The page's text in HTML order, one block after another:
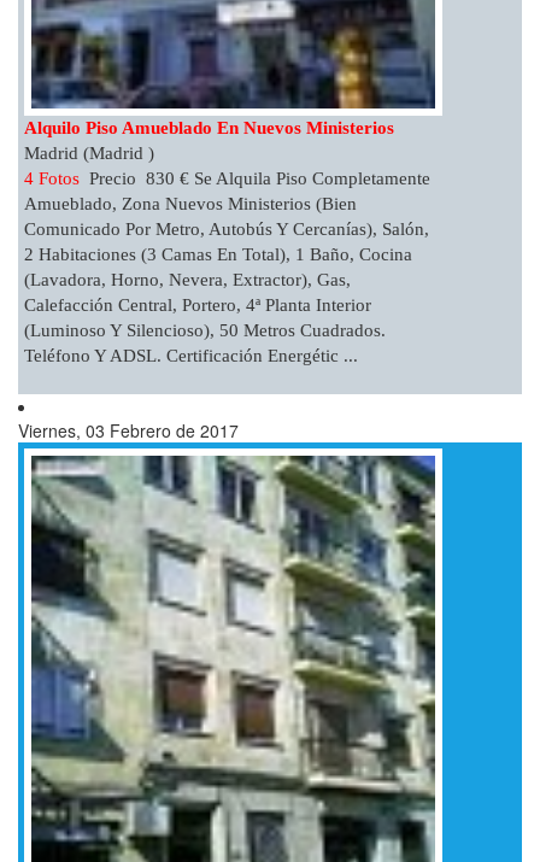
Alquilo Piso Amueblado En Nuevos Ministerios
Madrid (Madrid )
4 Fotos Precio 830 € Se Alquila Piso Completamente
Amueblado, Zona Nuevos Ministerios (bien
Comunicado Por Metro, Autobús Y Cercanías), Salón,
2 Habitaciones (3 Camas En Total), 1 Baño, Cocina
(lavadora, Horno, Nevera, Extractor), Gas,
Calefacción Central, Portero, 4ª Planta Interior
(luminoso Y Silencioso), 50 Metros Cuadrados.
Teléfono Y ADSL. Certificación Energétic ...
Viernes, 03 Febrero de 2017